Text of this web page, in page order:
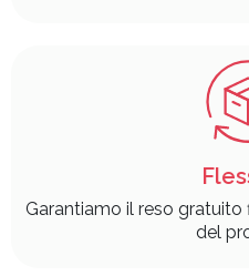
Garantiamo il reso
del